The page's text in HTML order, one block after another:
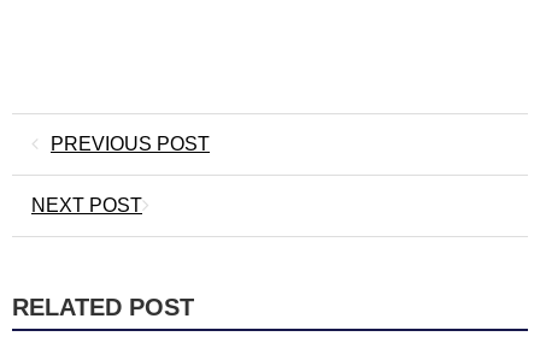
PREVIOUS POST
NEXT POST
RELATED POST